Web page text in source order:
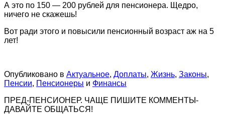
А это по 150 — 200 рублей для пенсионера. Щедро,
ничего не скажешь!
Вот ради этого и повысили пенсионный возраст аж на 5
лет!
Опубликовано в Актуальное, Доплаты, Жизнь, Законы,
Пенсии, Пенсионеры и Финансы
ПРЕД-ПЕНСИОНЕР. ЧАЩЕ ПИШИТЕ КОММЕНТЫ-
ДАВАЙТЕ ОБЩАТЬСЯ!